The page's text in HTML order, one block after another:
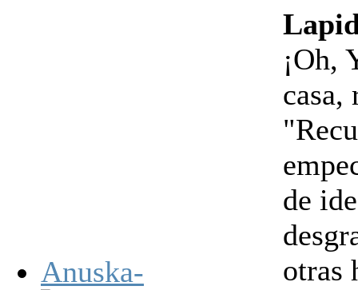
Anuska-
¡Oh,
casa,
de
otras